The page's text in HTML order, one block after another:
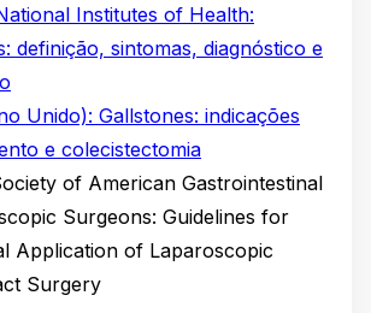
Institutes of Health:
definição, sintomas, diagnóstico e
Unido): Gallstones: indicações
e colecistectomia
of American Gastrointestinal
Surgeons: Guidelines for
Application of Laparoscopic
Surgery